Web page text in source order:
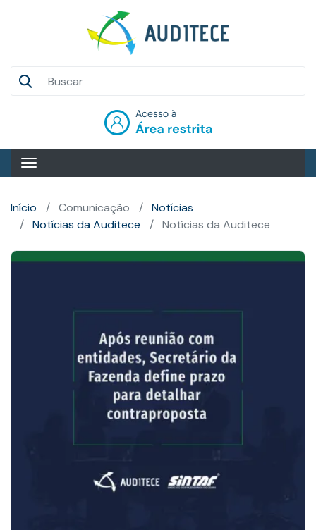
principal
Início Comunicação
Notícias
Notícias da Auditece
Notícias da Auditece